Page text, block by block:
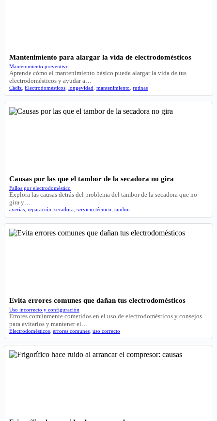
Mantenimiento para alargar la vida de electrodomésticos
Mantenimiento preventivo
Aprende cómo el mantenimiento básico puede alargar la vida de tus
electrodomésticos y ayudar a…
Cádiz Electrodomésticos longevidad mantenimiento rutinas
Causas por las que el tambor de la secadora no gira
Fallos por electrodoméstico
Explora las causas detrás del problema del tambor de la secadora que no
gira y…
averías reparación secadora servicio técnico tambor
Evita errores comunes que dañan tus electrodomésticos
Uso incorrecto y configuración
Errores comúnmente cometidos en el uso de electrodomésticos y consejos
para evitarlos y mantener el…
Electrodomésticos errores comunes uso correcto